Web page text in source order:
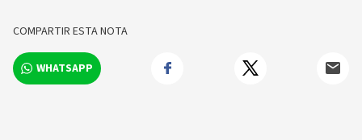
COMPARTIR ESTA NOTA
WHATSAPP